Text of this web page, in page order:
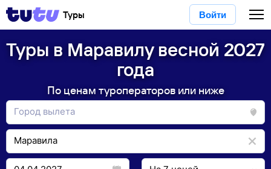
Туры Войти
Туры в Маравилу весной 2027
года
По ценам туроператоров или ниже